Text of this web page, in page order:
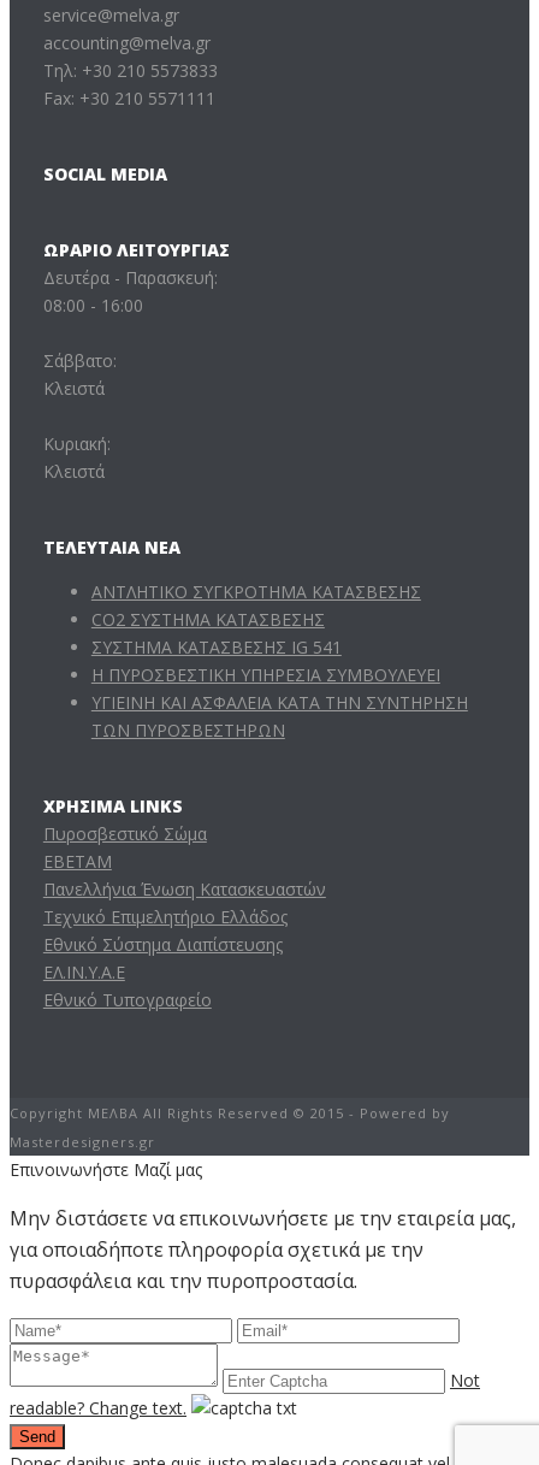
service@melva.gr
accounting@melva.gr
Τηλ: +30 210 5573833
Fax: +30 210 5571111
SOCIAL MEDIA
ΩΡΆΡΙΟ ΛΕΙΤΟΥΡΓΊΑΣ
Δευτέρα - Παρασκευή:
08:00 - 16:00
Σάββατο:
Κλειστά
Κυριακή:
Κλειστά
ΤΕΛΕΥΤΑΊΑ ΝΈΑ
ΑΝΤΛΗΤΙΚΟ ΣΥΓΚΡΟΤΗΜΑ ΚΑΤΑΣΒΕΣΗΣ
CO2 ΣΥΣΤΗΜΑ ΚΑΤΑΣΒΕΣΗΣ
ΣΥΣΤΗΜΑ ΚΑΤΑΣΒΕΣΗΣ IG 541
Η ΠΥΡΟΣΒΕΣΤΙΚΗ ΥΠΗΡΕΣΙΑ ΣΥΜΒΟΥΛΕΥΕΙ
ΥΓΙΕΙΝΗ ΚΑΙ ΑΣΦΑΛΕΙΑ ΚΑΤΑ ΤΗΝ ΣΥΝΤΗΡΗΣΗ
ΤΩΝ ΠΥΡΟΣΒΕΣΤΗΡΩΝ
ΧΡΉΣΙΜΑ LINKS
Πυροσβεστικό Σώμα
ΕΒΕΤΑΜ
Πανελλήνια Ένωση Κατασκευαστών
Τεχνικό Επιμελητήριο Ελλάδος
Εθνικό Σύστημα Διαπίστευσης
ΕΛ.ΙΝ.Υ.Α.Ε
Εθνικό Τυπογραφείο
Copyright ΜΕΛΒΑ All Rights Reserved © 2015 - Powered by
Masterdesigners.gr
Επινοινωνήστε Μαζί μας
Μην διστάσετε να επικοινωνήσετε με την εταιρεία μας,
για οποιαδήποτε πληροφορία σχετικά με την
πυρασφάλεια και την πυροπροστασία.
Not
readable? Change text.
Send